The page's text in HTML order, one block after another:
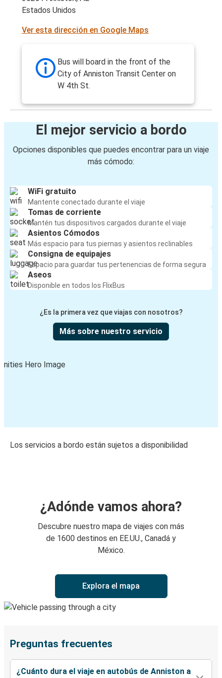
Estados Unidos
Ver esta dirección en Google Maps
Bus will board in the front of the
City of Anniston Transit Center on
W 4th St.
El mejor servicio a bordo
Opciones disponibles que puedes encontrar para un viaje
más cómodo:
WiFi gratuito
Mantente conectado durante el viaje
Tomas de corriente
Mantén tus dispositivos cargados durante el viaje
Asientos Cómodos
Más espacio para tus piernas y asientos reclinables
Consigna de equipajes
Espacio para guardar tus pertenencias de forma segura
Aseos
Disponible en todos los FlixBus
¿Es la primera vez que viajas con nosotros?
Más sobre nuestro servicio
Los servicios a bordo están sujetos a disponibilidad
¿Adónde vamos ahora?
Descubre nuestro mapa de viajes con más
de 1600 destinos en EE.UU., Canadá y
México.
Explora el mapa
Preguntas frecuentes
¿Cuánto dura el viaje en autobús de Anniston a